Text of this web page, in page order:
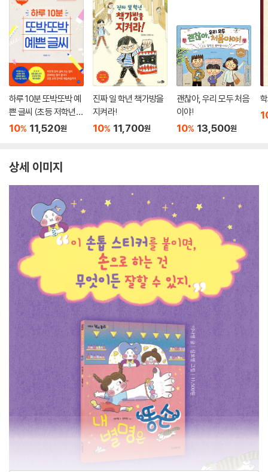
하루 10분 또박또박 예
쁜 글씨 (초등 저학년
용)
10% 11,520원
진짜 일 학년 책가방을
지켜라!
10% 11,700원
괜찮아, 우리 모두 처음
이야!
10% 13,500원
상세 이미지